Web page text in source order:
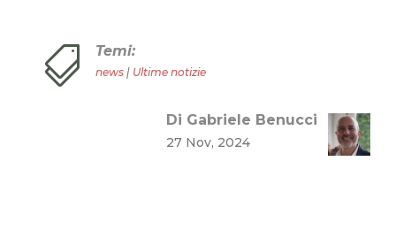
 Temi:
news| Ultime notizie
Di Gabriele Benucci
27 Nov, 2024